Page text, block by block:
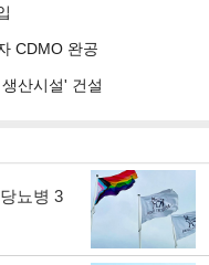
CDMO 완공
산시설' 건설
뇨병 3